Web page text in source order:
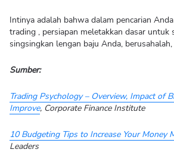
Intinya adalah bahwa dalam pencarian
trading , persiapan meletakkan dasar untuk
singsingkan lengan baju Anda,
Sumber:
Trading Psychology – Overview, Impact of
Improve, Corporate Finance Institute
10 Budgeting Tips to Increase Your Money
Leaders